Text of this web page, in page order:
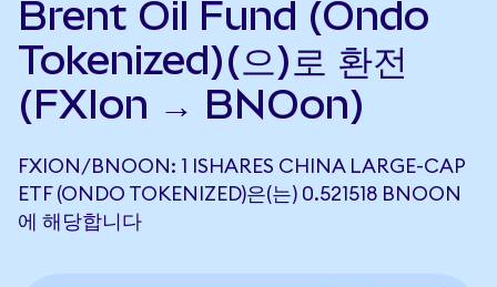
Brent Oil Fund (Ondo
Tokenized)(으)로 환전
(FXIon → BNOon)
FXION/BNOON: 1 ISHARES CHINA LARGE-CAP
ETF (ONDO TOKENIZED)은(는) 0.521518 BNOON
에 해당합니다